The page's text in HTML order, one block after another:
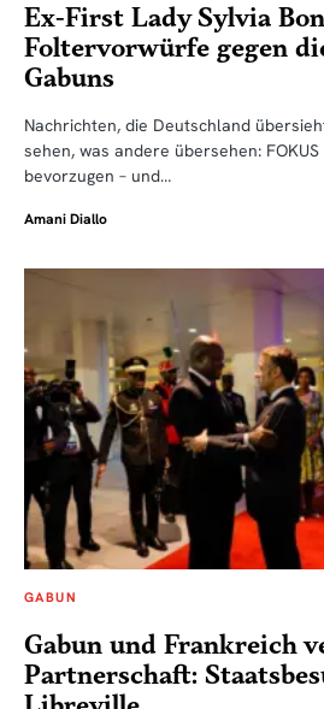
Ex-First Lady Sylvia
Foltervorwürfe gegen
Gabuns
Nachrichten, die Deutschland
sehen, was andere übersehen: FOKUS
bevorzugen – und…
Amani Diallo
GABUN
Gabun und Frankreich
Partnerschaft: